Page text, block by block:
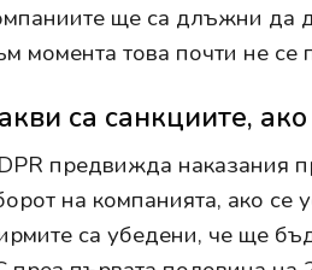
ще са длъжни да
момента това почти не се
са санкциите,
предвижда наказания
на компанията, ако се
са убедени, че ще